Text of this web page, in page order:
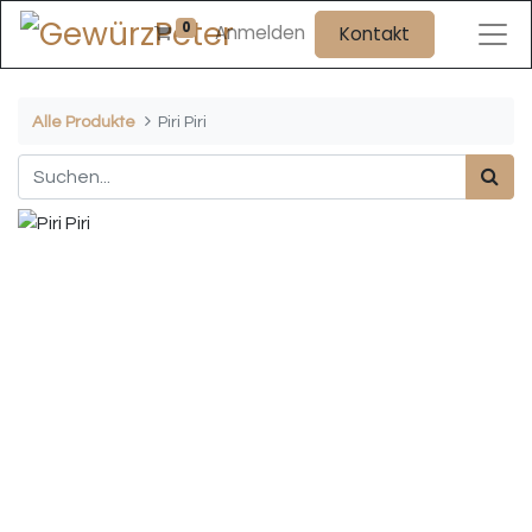
0 Anmelden Kontakt
Alle Produkte Piri Piri